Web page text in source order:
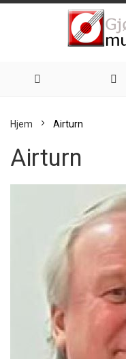
innhold
Hjem Airturn
Airturn